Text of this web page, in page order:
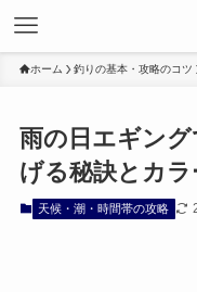
ホーム 釣りの基本・攻略のコツ
雨の日エギン
げる秘訣とカ
天候・潮・時間帯の攻略